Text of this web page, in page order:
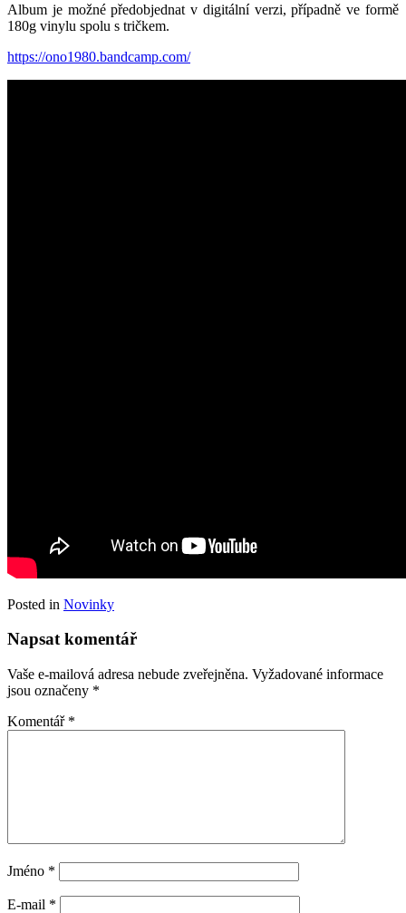
Album je možné předobjednat v digitální verzi, případně ve formě
180g vinylu spolu s tričkem.
https://ono1980.bandcamp.com/
Posted in Novinky
Napsat komentář
Vaše e-mailová adresa nebude zveřejněna. Vyžadované informace
jsou označeny *
Komentář *
Jméno *
E-mail *